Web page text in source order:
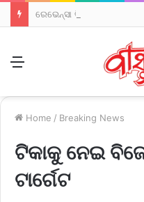
Home / Breaking News
ଟିକାକୁ ନେଇ
ଟାର୍ଗେଟ